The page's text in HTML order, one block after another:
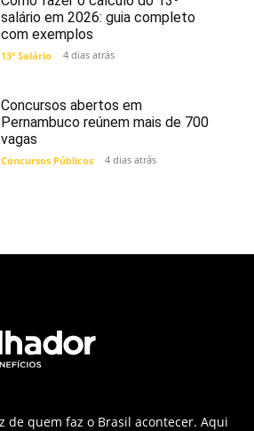
salário em 2026: guia completo
com exemplos
13º Salário 4 dias atrás
Concursos abertos em
Pernambuco reúnem mais de 700
vagas
Concursos Públicos 4 dias atrás
de quem faz o Brasil acontecer. Aqui